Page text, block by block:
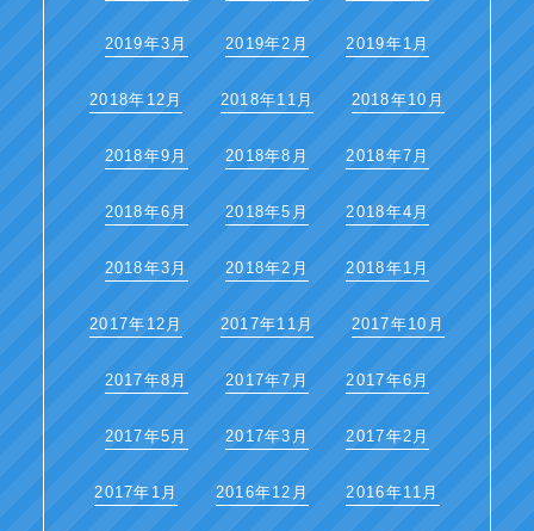
2019年3月 2019年2月 2019年1月
2018年12月 2018年11月 2018年10月
2018年9月 2018年8月 2018年7月
2018年6月 2018年5月 2018年4月
2018年3月 2018年2月 2018年1月
2017年12月 2017年11月 2017年10月
2017年8月 2017年7月 2017年6月
2017年5月 2017年3月 2017年2月
2017年1月 2016年12月 2016年11月